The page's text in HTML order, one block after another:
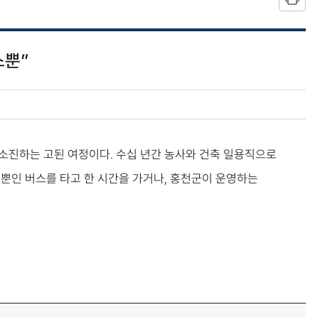
”
하는 고된 여정이다. 수십 년간 농사와 건축 일용직으로
인 버스를 타고 한 시간을 가거나, 홍천군이 운영하는